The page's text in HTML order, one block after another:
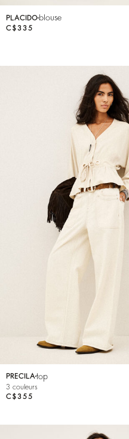
PLACIDO blouse
C$335
PRECILA top
3 couleurs
C$355